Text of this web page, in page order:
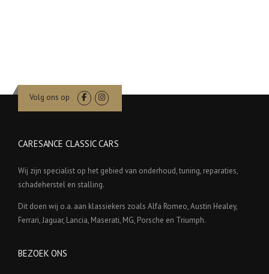
Volg ons op
CARESANCE CLASSIC CARS
Wij zijn specialist op het gebied van onderhoud, tuning, reparaties,
schadeherstel en stalling.
Dit doen wij o.a. aan klassiekers zoals Alfa Romeo, Austin Healey,
Ferrari, Jaguar, Lancia, Maserati, MG, Porsche en Triumph.
BEZOEK ONS